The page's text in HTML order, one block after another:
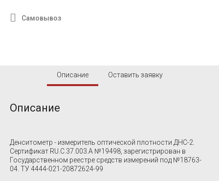
Самовывоз
Описание Оставить заявку
Описание
Денситометр - измеритель оптической плотности ДНС-2.
Сертификат RU.C.37.003.А №19498, зарегистрирован в
Государственном реестре средств измерений под №18763-
04. ТУ 4444-021-20872624-99